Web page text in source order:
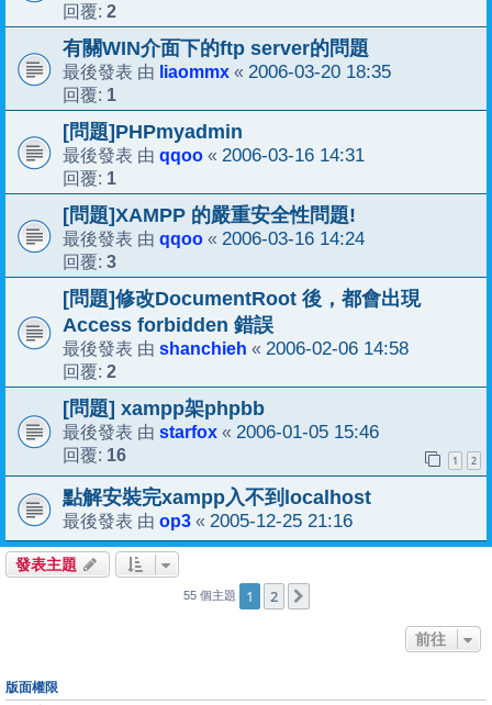
回覆: 2
有關WIN介面下的ftp server的問題
最後發表 由 liaommx « 2006-03-20 18:35
回覆: 1
[問題]PHPmyadmin
最後發表 由 qqoo « 2006-03-16 14:31
回覆: 1
[問題]XAMPP 的嚴重安全性問題!
最後發表 由 qqoo « 2006-03-16 14:24
回覆: 3
[問題]修改DocumentRoot 後，都會出現
Access forbidden 錯誤
最後發表 由 shanchieh « 2006-02-06 14:58
回覆: 2
[問題] xampp架phpbb
最後發表 由 starfox « 2006-01-05 15:46
回覆: 16 1 2
點解安裝完xampp入不到localhost
最後發表 由 op3 « 2005-12-25 21:16
發表主題
55 個主題 1 2
前往
版面權限